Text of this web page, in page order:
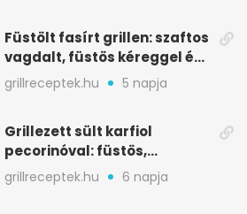
Füstölt fasírt grillen: szaftos
vagdalt, füstös kéreggel és
BBQ mázzal
grillreceptek.hu 5 napja
Grillezett sült karfiol
pecorinóval: füstös,
karamellizált nyári kedvenc
grillreceptek.hu 6 napja